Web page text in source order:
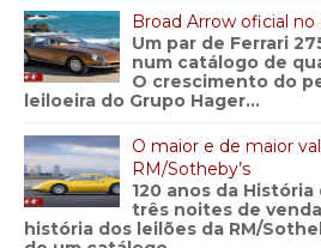
Broad Arrow oficial no
Um par de Ferrari
num catálogo de
O crescimento do
leiloeira do Grupo Hager...
O maior e de maior
RM/Sotheby’s
120 anos da
três noites de
história dos leilões da RM/